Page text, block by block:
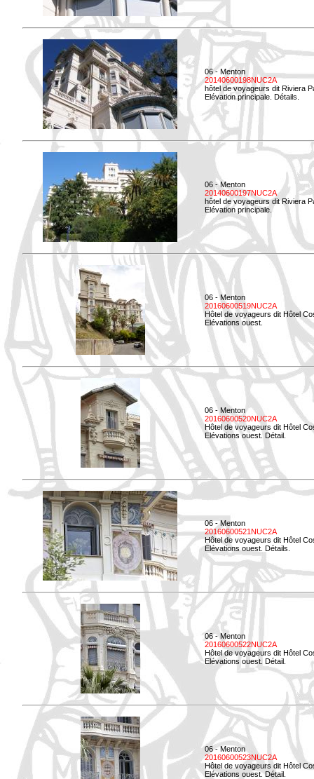
06 - Menton
20140600198NUC2A
hôtel de voyageurs dit Riviera
Elévation principale. Détails.
06 - Menton
20140600197NUC2A
hôtel de voyageurs dit Riviera
Elévation principale.
06 - Menton
20160600519NUC2A
Hôtel de voyageurs dit Hôtel
Elévations ouest.
06 - Menton
20160600520NUC2A
Hôtel de voyageurs dit Hôtel
Elévations ouest. Détail.
06 - Menton
20160600521NUC2A
Hôtel de voyageurs dit Hôtel
Elévations ouest. Détails.
06 - Menton
20160600522NUC2A
Hôtel de voyageurs dit Hôtel
Elévations ouest. Détail.
06 - Menton
20160600523NUC2A
Hôtel de voyageurs dit Hôtel
Elévations ouest. Détail.